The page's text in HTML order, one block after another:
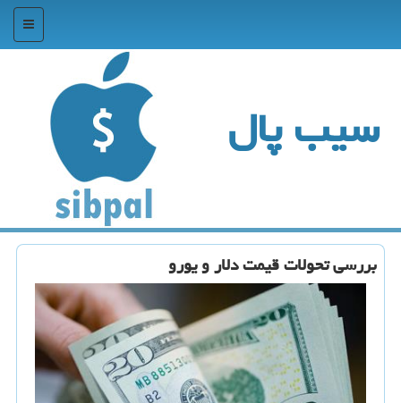
منو
سیب پال
بررسی تحولات قیمت دلار و یورو